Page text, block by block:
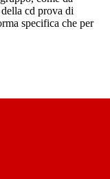
cd prova di
specifica che per